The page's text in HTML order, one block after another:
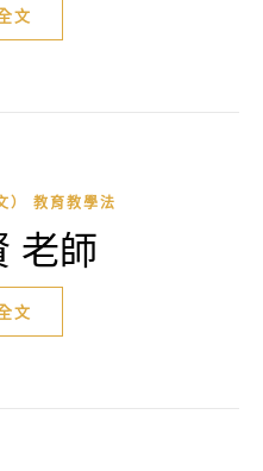
文
） 教育教學法
老師
文